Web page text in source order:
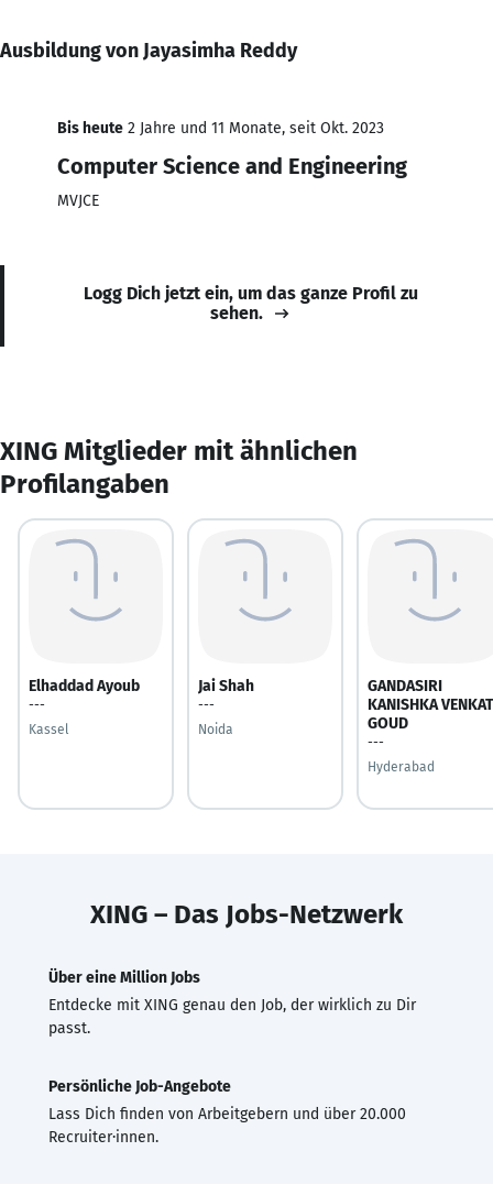
Ausbildung von Jayasimha Reddy
Bis heute 2 Jahre und 11 Monate, seit Okt. 2023
Computer Science and Engineering
MVJCE
Logg Dich jetzt ein, um das ganze Profil zu
sehen.
XING Mitglieder mit ähnlichen
Profilangaben
Elhaddad Ayoub
---
Kassel
Jai Shah
---
Noida
GANDASIRI
KANISHKA VENKAT
GOUD
---
Hyderabad
XING – Das Jobs-Netzwerk
Über eine Million Jobs
Entdecke mit XING genau den Job, der wirklich zu Dir
passt.
Persönliche Job-Angebote
Lass Dich finden von Arbeitgebern und über 20.000
Recruiter·innen.